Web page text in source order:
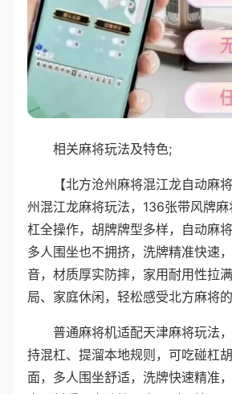
相关麻将玩法及特色;
【北方沧州麻将混江龙自动麻
州混江龙麻将玩法，136张带风牌
杠全操作，胡牌牌型多样，自动麻将
多人围坐也不拥挤，洗牌精准快速
音，材质厚实防摔，家用耐用性拉
局、家庭休闲，轻松感受北方麻将的
普通麻将机适配天津麻将玩法
持混杠、提溜本地规则，可吃碰杠
面，多人围坐舒适，洗牌快速精准